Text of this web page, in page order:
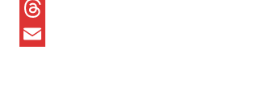
y
L
c
e
h
a
X
T